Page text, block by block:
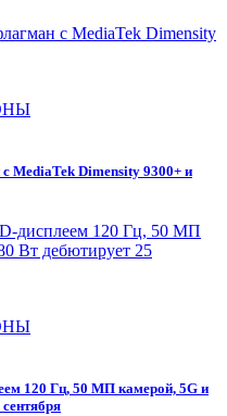
MediaTek Dimensity 9300+ и
120 Гц, 50 МП камерой, 5G и